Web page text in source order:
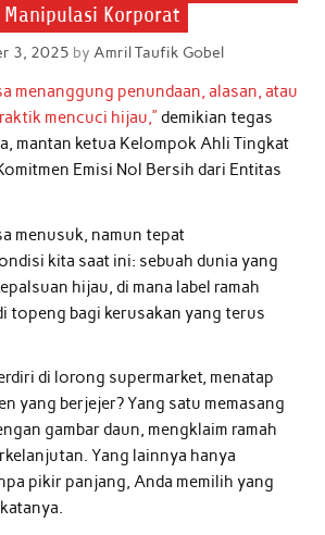
Manipulasi Korporat
3, 2025 by Amril Taufik Gobel
menanggung penundaan, alasan, atau
mencuci hijau,” demikian tegas
mantan ketua Kelompok Ahli Tingkat
Emisi Nol Bersih dari Entitas
menusuk, namun tepat
kita saat ini: sebuah dunia yang
hijau, di mana label ramah
topeng bagi kerusakan yang terus
di lorong supermarket, menatap
yang berjejer? Yang satu memasang
gambar daun, mengklaim ramah
Yang lainnya hanya
pikir panjang, Anda memilih yang